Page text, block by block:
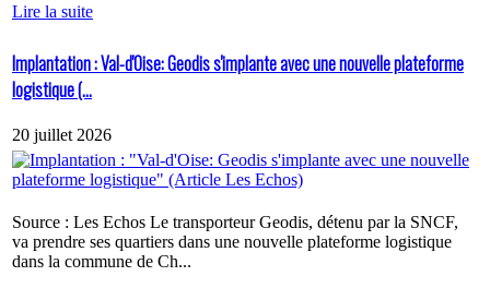
Lire la suite
Implantation : Val-d'Oise: Geodis s'implante avec une nouvelle plateforme
logistique (...
20 juillet 2026
Source : Les Echos Le transporteur Geodis, détenu par la SNCF,
va prendre ses quartiers dans une nouvelle plateforme logistique
dans la commune de Ch...